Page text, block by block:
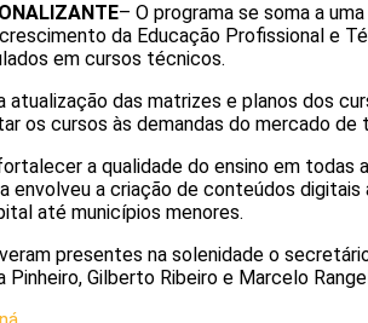
– O programa se soma a
da Educação Profissional e
em cursos técnicos.
atualização das matrizes e planos dos
os cursos às demandas do mercado
a qualidade do ensino em todas
envolveu a criação de conteúdos
até municípios menores.
presentes na solenidade o
Pinheiro, Gilberto Ribeiro e Marcelo